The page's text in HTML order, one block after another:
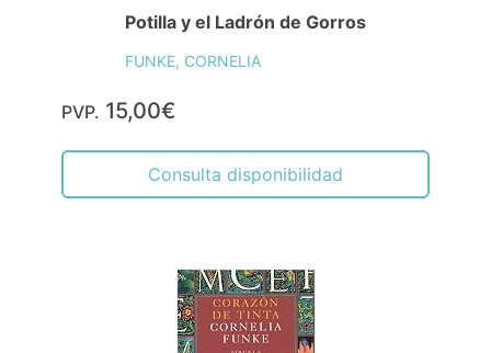
Potilla y el Ladrón de Gorros
FUNKE, CORNELIA
PVP. 15,00€
Consulta disponibilidad